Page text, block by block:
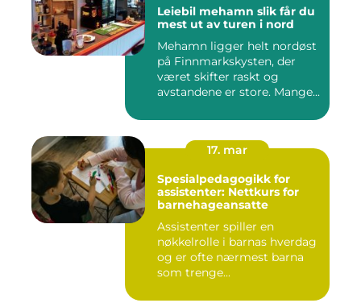
Leiebil mehamn slik får du
mest ut av turen i nord
Mehamn ligger helt nordøst
på Finnmarkskysten, der
været skifter raskt og
avstandene er store. Mange...
17. mar
Spesialpedagogikk for
assistenter: Nettkurs for
barnehageansatte
Assistenter spiller en
nøkkelrolle i barnas hverdag
og er ofte nærmest barna
som trenge...